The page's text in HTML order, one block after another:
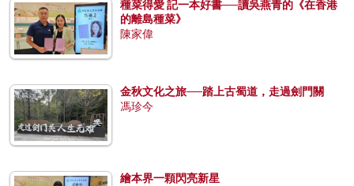
種菜得愛 記一本好書──讀吳燕青的《在香港
的離島種菜》
陳家偉
金秋文化之旅──踏上古蜀道，走過劍門關
馮珍今
繪本界一顆閃亮新星